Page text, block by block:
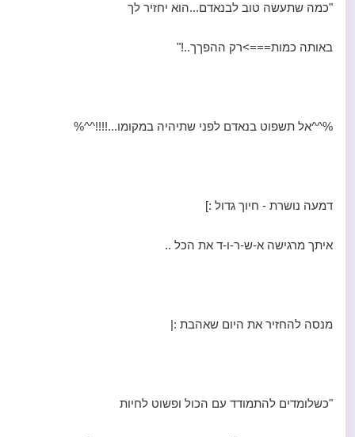
"כמה שתעשה טוב לבנאדם...הוא יחזיר לך
באותה כמות===>רק ההפךך..!"
%^^אל תשפוט בנאדם לפני שתיהיה במקומו...!!!!^^%
דמעה נושרת - חיוך גדול :]
איתך מרגישה א-ש-ר-ו-ד את הכל ..
מנסה להחזיר את היום שאהבת :|
"כשלומדים להתמודד עם הכול ופשוט לחיות